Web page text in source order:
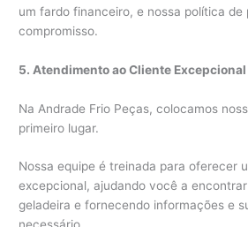
um fardo financeiro, e nossa política de
compromisso.
5. Atendimento ao Cliente Excepcional
Na Andrade Frio Peças, colocamos
primeiro lugar.
Nossa equipe é treinada para oferecer
excepcional, ajudando você a
geladeira e fornecendo informações e